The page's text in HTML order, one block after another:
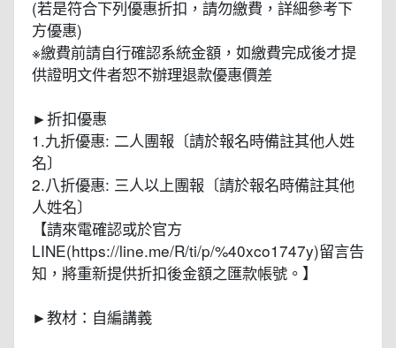
(若是符合下列優惠折扣，請勿繳費，詳細參考下
方優惠)
※繳費前請自行確認系統金額，如繳費完成後才提
供證明文件者恕不辦理退款優惠價差
►折扣優惠
1.九折優惠: 二人團報〔請於報名時備註其他人姓
名〕
2.八折優惠: 三人以上團報〔請於報名時備註其他
人姓名〕
【請來電確認或於官方
LINE(https://line.me/R/ti/p/%40xco1747y)留言告
知，將重新提供折扣後金額之匯款帳號。】
►教材：自編講義